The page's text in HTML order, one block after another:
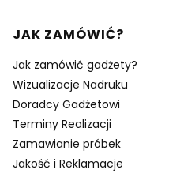
Linki w stopce
JAK ZAMÓWIĆ?
Jak zamówić gadżety?
Wizualizacje Nadruku
Doradcy Gadżetowi
Terminy Realizacji
Zamawianie próbek
Jakość i Reklamacje